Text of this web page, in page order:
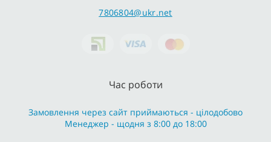
7806804@ukr.net
Час роботи
Замовлення через сайт приймаються - цілодобово
Менеджер - щодня з 8:00 до 18:00